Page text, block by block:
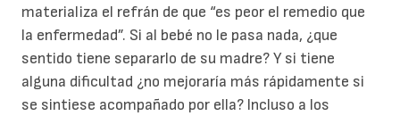
materializa el refrán de que “es peor el remedio que
la enfermedad”. Si al bebé no le pasa nada, ¿que
sentido tiene separarlo de su madre? Y si tiene
alguna dificultad ¿no mejoraría más rápidamente si
se sintiese acompañado por ella? Incluso a los